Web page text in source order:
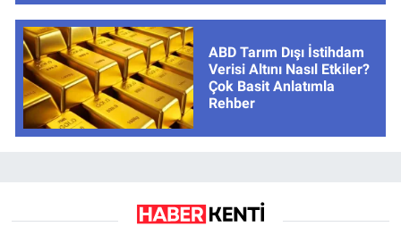
ABD Tarım Dışı İstihdam
Verisi Altını Nasıl Etkiler?
Çok Basit Anlatımla
Rehber